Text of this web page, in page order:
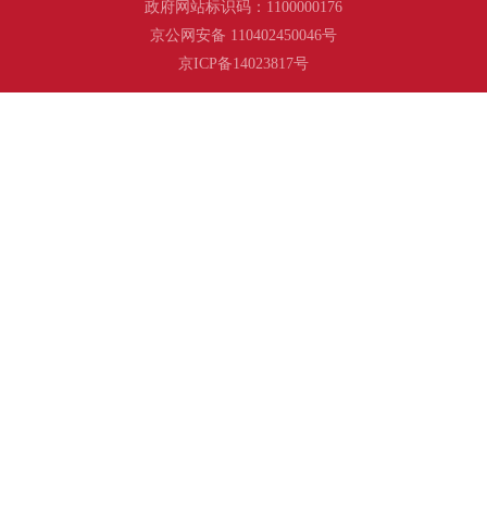
政府网站标识码：1100000176
京公网安备 110402450046号
京ICP备14023817号